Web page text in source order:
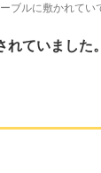
ブルに敷かれてい
ていました。